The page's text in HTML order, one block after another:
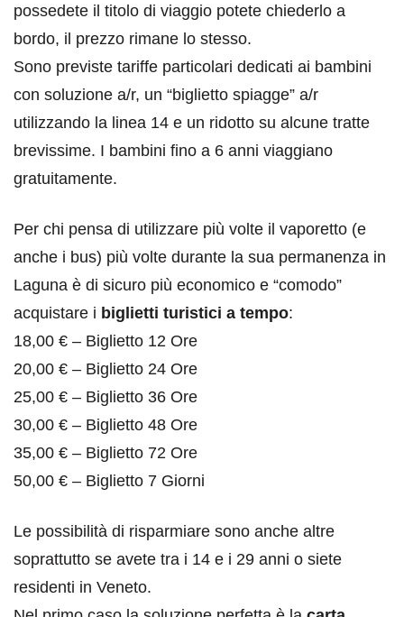
possedete il titolo di viaggio potete chiederlo a
bordo, il prezzo rimane lo stesso.
Sono previste tariffe particolari dedicati ai bambini
con soluzione a/r, un “biglietto spiagge” a/r
utilizzando la linea 14 e un ridotto su alcune tratte
brevissime. I bambini fino a 6 anni viaggiano
gratuitamente.
Per chi pensa di utilizzare più volte il vaporetto (e
anche i bus) più volte durante la sua permanenza in
Laguna è di sicuro più economico e “comodo”
acquistare i biglietti turistici a tempo:
18,00 € – Biglietto 12 Ore
20,00 € – Biglietto 24 Ore
25,00 € – Biglietto 36 Ore
30,00 € – Biglietto 48 Ore
35,00 € – Biglietto 72 Ore
50,00 € – Biglietto 7 Giorni
Le possibilità di risparmiare sono anche altre
soprattutto se avete tra i 14 e i 29 anni o siete
residenti in Veneto.